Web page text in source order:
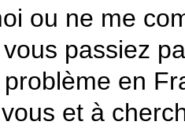
ou ne me
passiez
en
et à